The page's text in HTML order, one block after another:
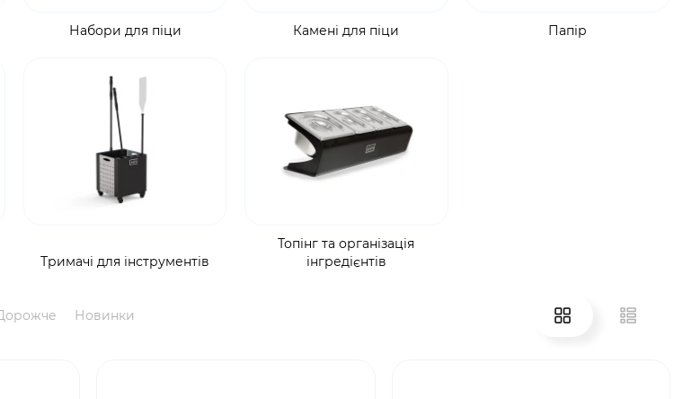
Набори для піци Камені для піци Папір
Тримачі для інструментів
Топінг та організація
інгредієнтів
Новинки